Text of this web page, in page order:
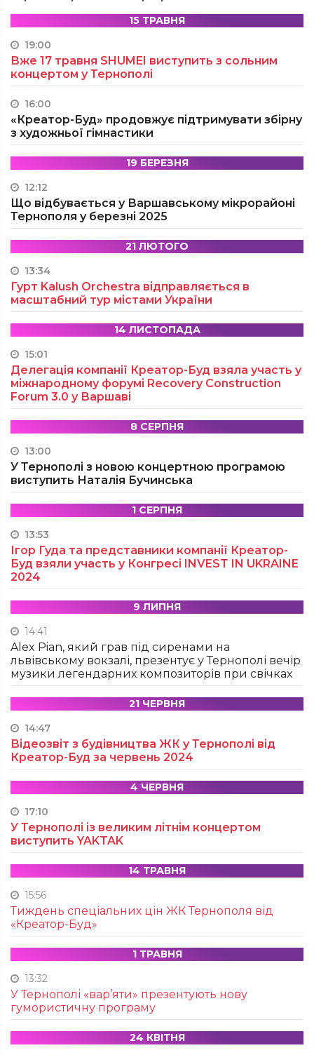
15 ТРАВНЯ
19:00
Вже 17 травня SHUMEI виступить з сольним
концертом у Тернополі
16:00
«Креатор-Буд» продовжує підтримувати збірну
з художньої гімнастики
19 БЕРЕЗНЯ
12:12
Що відбувається у Варшавському мікрорайоні
Тернополя у березні 2025
21 ЛЮТОГО
13:34
Гурт Kalush Orchestra відправляється в
масштабний тур містами України
14 ЛИСТОПАДА
15:01
Делегація компанії Креатор-Буд взяла участь у
міжнародному форумі Recovery Construction
Forum 3.0 у Варшаві
8 СЕРПНЯ
13:00
У Тернополі з новою концертною програмою
виступить Наталія Бучинська
1 СЕРПНЯ
13:53
Ігор Гуда та представники компанії Креатор-
Буд взяли участь у Конгресі INVEST IN UKRAINE
2024
9 ЛИПНЯ
14:41
Alex Pian, який грав під сиренами на
львівському вокзалі, презентує у Тернополі вечір
музики легендарних композиторів при свічках
21 ЧЕРВНЯ
14:47
Відеозвіт з будівництва ЖК у Тернополі від
Креатор-Буд за червень 2024
4 ЧЕРВНЯ
17:10
У Тернополі із великим літнім концертом
виступить YAKTAK
14 ТРАВНЯ
15:56
Тиждень спеціальних цін ЖК Тернополя від
«Креатор-Буд»
1 ТРАВНЯ
13:32
У Тернополі «вар’яти» презентують нову
гумористичну програму
24 КВІТНЯ